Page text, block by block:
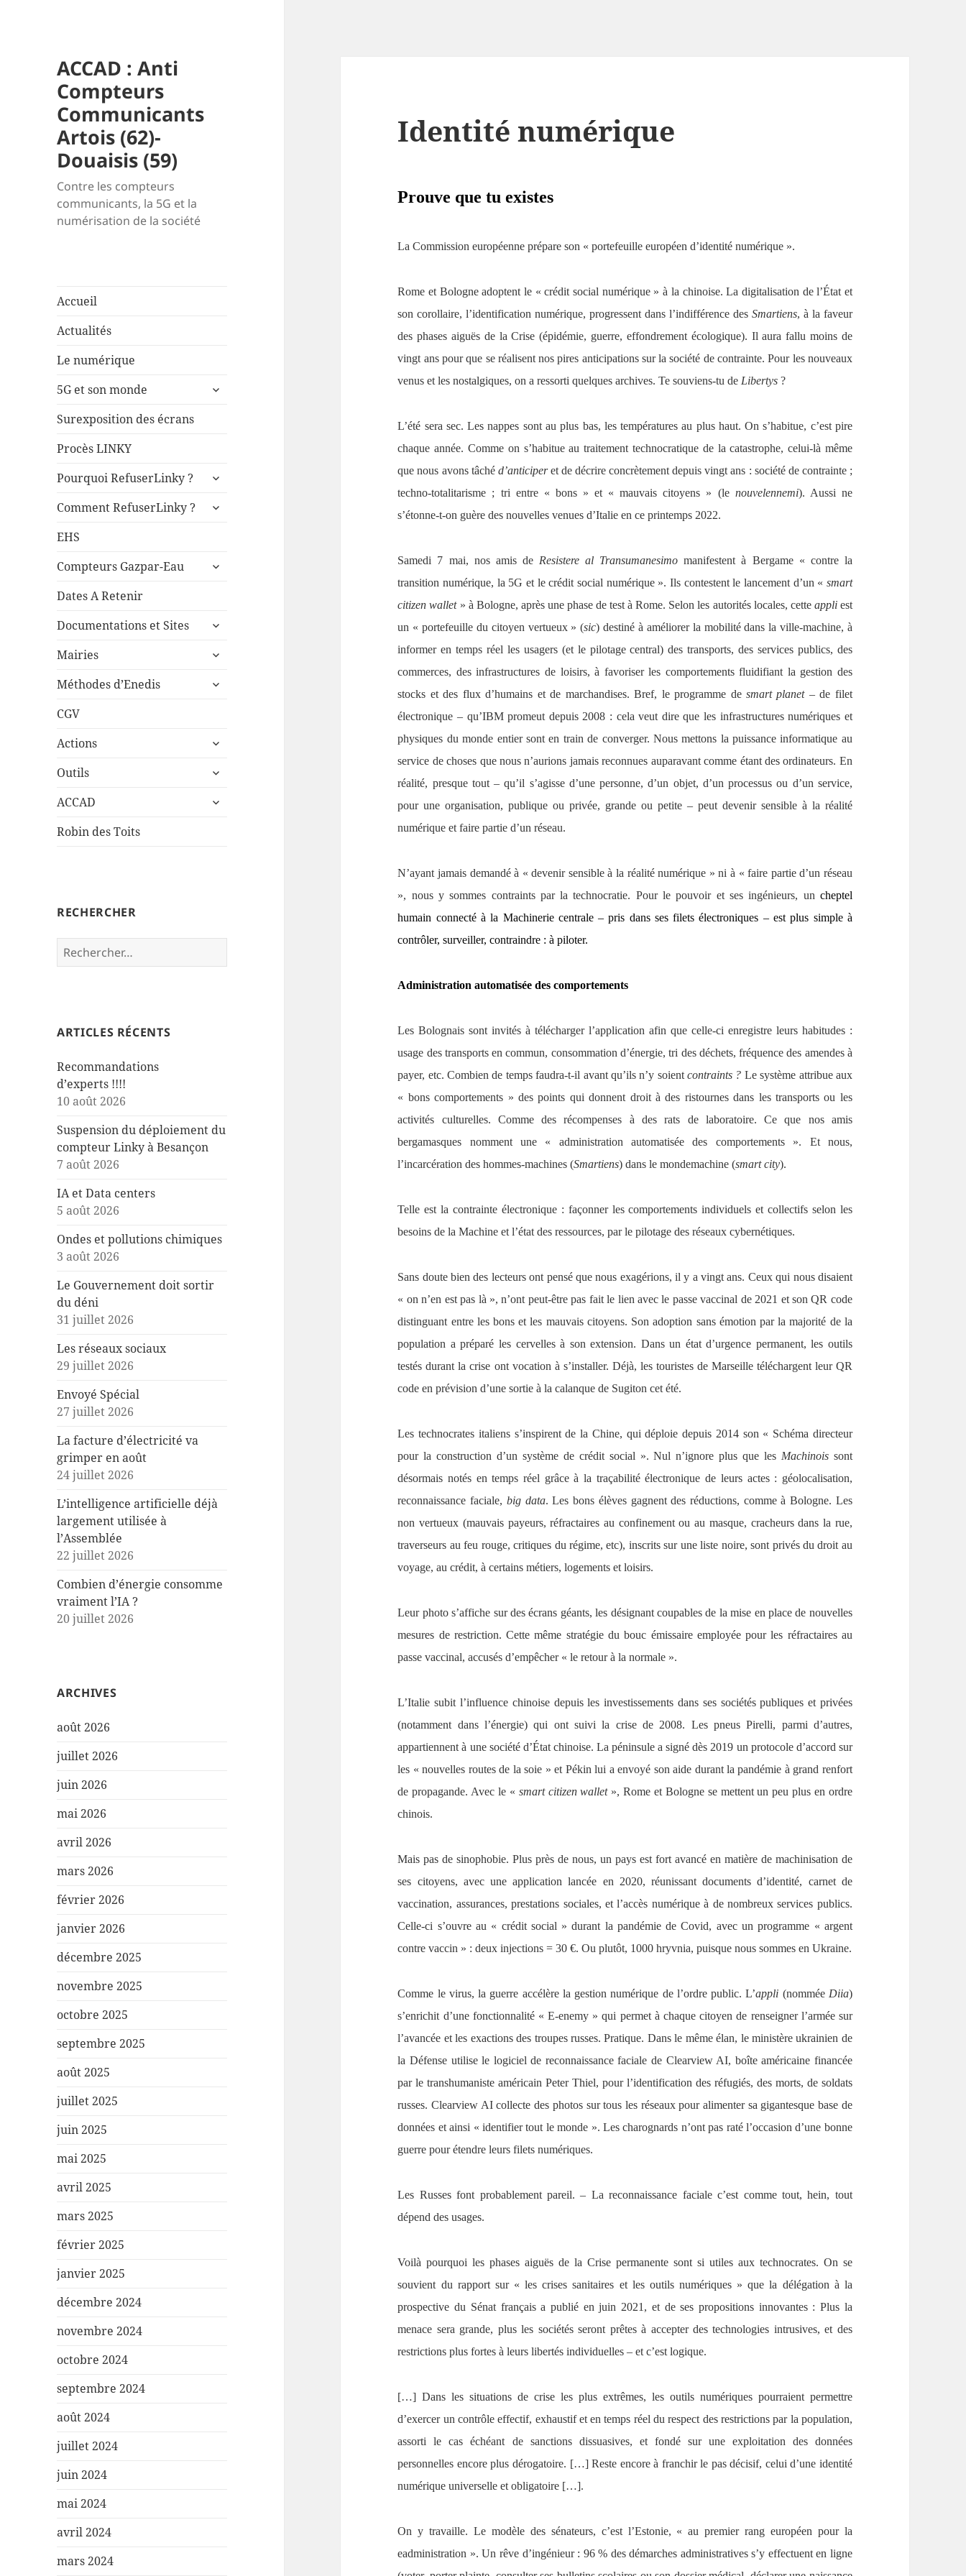
ACCAD : Anti
Compteurs
Communicants
Artois (62)-
Douaisis (59)
Contre les compteurs
communicants, la 5G et la
numérisation de la société
Accueil
Actualités
Le numérique
5G et son monde
ouvrir
Surexposition des écrans
Procès LINKY
Pourquoi RefuserLinky ?
ouvrir
sous-
Comment RefuserLinky ?
ouvrir
EHS
Compteurs Gazpar-Eau
ouvrir
Dates A Retenir
Documentations et Sites
ouvrir
sous-
Mairies
ouvrir
sous-
Méthodes d’Enedis
ouvrir
CGV
Actions
ouvrir
sous-
Outils
ouvrir
sous-
ACCAD
ouvrir
Robin des Toits
RECHERCHER
Rechercher :
ARTICLES RÉCENTS
Recommandations
d’experts !!!!
10 août 2026
Suspension du déploiement du
compteur Linky à Besançon
7 août 2026
IA et Data centers
5 août 2026
Ondes et pollutions chimiques
3 août 2026
Le Gouvernement doit sortir
du déni
31 juillet 2026
Les réseaux sociaux
29 juillet 2026
Envoyé Spécial
27 juillet 2026
La facture d’électricité va
grimper en août
24 juillet 2026
L’intelligence artificielle déjà
largement utilisée à
l’Assemblée
22 juillet 2026
Combien d’énergie consomme
vraiment l’IA ?
20 juillet 2026
ARCHIVES
août 2026
juillet 2026
juin 2026
mai 2026
avril 2026
mars 2026
février 2026
janvier 2026
décembre 2025
novembre 2025
octobre 2025
septembre 2025
août 2025
juillet 2025
juin 2025
mai 2025
avril 2025
mars 2025
février 2025
janvier 2025
décembre 2024
novembre 2024
octobre 2024
septembre 2024
août 2024
juillet 2024
juin 2024
mai 2024
avril 2024
mars 2024
Identité numérique
Prouve que tu existes
La Commission européenne prépare son « portefeuille européen d’identité numérique ».
Rome et Bologne adoptent le « crédit social numérique » à la chinoise. La digitalisation de l’État et
son corollaire, l’identification numérique, progressent dans l’indifférence desSmartiens, à la faveur
des phases aiguës de la Crise (épidémie, guerre, effondrement écologique). Il aura fallu moins de
vingt ans pour que se réalisent nos pires anticipations sur la société de contrainte. Pour les nouveaux
venus et les nostalgiques, on a ressorti quelques archives. Te souviens-tu de Libertys?
L’été sera sec. Les nappes sont au plus bas, les températures au plus haut. On s’habitue, c’est pire
chaque année. Comme on s’habitue au traitement technocratique de la catastrophe, celui-là même
que nous avons tâché d’anticiperet de décrire concrètement depuis vingt ans : société de contrainte ;
techno-totalitarisme ; tri entre « bons » et « mauvais citoyens » (le nouvelennemi). Aussi ne
s’étonne-t-on guère des nouvelles venues d’Italie en ce printemps 2022.
Samedi 7 mai, nos amis de Resistere al Transumanesimomanifestent à Bergame « contre la
transition numérique, la 5G et le crédit social numérique ». Ils contestent le lancement d’un « smart
citizen wallet » à Bologne, après une phase de test à Rome. Selon les autorités locales, cette appli est
un « portefeuille du citoyen vertueux » (sic) destiné à améliorer la mobilité dans la ville-machine, à
informer en temps réel les usagers (et le pilotage central) des transports, des services publics, des
commerces, des infrastructures de loisirs, à favoriser les comportements fluidifiant la gestion des
stocks et des flux d’humains et de marchandises. Bref, le programme desmart planet – de filet
électronique – qu’IBM promeut depuis 2008 : cela veut dire que les infrastructures numériques et
physiques du monde entier sont en train de converger. Nous mettons la puissance informatique au
service de choses que nous n’aurions jamais reconnues auparavant comme étant des ordinateurs. En
réalité, presque tout – qu’il s’agisse d’une personne, d’un objet, d’un processus ou d’un service,
pour une organisation, publique ou privée, grande ou petite – peut devenir sensible à la réalité
numérique et faire partie d’un réseau.
N’ayant jamais demandé à « devenir sensible à la réalité numérique » ni à « faire partie d’un réseau
», nous y sommes contraints par la technocratie. Pour le pouvoir et ses ingénieurs, un cheptel
humain connecté à la Machinerie centrale – pris dans ses filets électroniques – est plus simple à
contrôler, surveiller, contraindre : à piloter.
Administration automatisée des comportements
Les Bolognais sont invités à télécharger l’application afin que celle-ci enregistre leurs habitudes :
usage des transports en commun, consommation d’énergie, tri des déchets, fréquence des amendes à
payer, etc. Combien de temps faudra-t-il avant qu’ils n’y soientcontraints ? Le système attribue aux
« bons comportements » des points qui donnent droit à des ristournes dans les transports ou les
activités culturelles. Comme des récompenses à des rats de laboratoire. Ce que nos amis
bergamasques nomment une « administration automatisée des comportements ». Et nous,
l’incarcération des hommes-machines (Smartiens) dans le mondemachine (smart city).
Telle est la contrainte électronique : façonner les comportements individuels et collectifs selon les
besoins de la Machine et l’état des ressources, par le pilotage des réseaux cybernétiques.
Sans doute bien des lecteurs ont pensé que nous exagérions, il y a vingt ans. Ceux qui nous disaient
« on n’en est pas là », n’ont peut-être pas fait le lien avec le passe vaccinal de 2021 et son QR code
distinguant entre les bons et les mauvais citoyens. Son adoption sans émotion par la majorité de la
population a préparé les cervelles à son extension. Dans un état d’urgence permanent, les outils
testés durant la crise ont vocation à s’installer. Déjà, les touristes de Marseille téléchargent leur QR
code en prévision d’une sortie à la calanque de Sugiton cet été.
Les technocrates italiens s’inspirent de la Chine, qui déploie depuis 2014 son « Schéma directeur
pour la construction d’un système de crédit social ». Nul n’ignore plus que les Machinois sont
désormais notés en temps réel grâce à la traçabilité électronique de leurs actes : géolocalisation,
reconnaissance faciale, big data. Les bons élèves gagnent des réductions, comme à Bologne. Les
non vertueux (mauvais payeurs, réfractaires au confinement ou au masque, cracheurs dans la rue,
traverseurs au feu rouge, critiques du régime, etc), inscrits sur une liste noire, sont privés du droit au
voyage, au crédit, à certains métiers, logements et loisirs.
Leur photo s’affiche sur des écrans géants, les désignant coupables de la mise en place de nouvelles
mesures de restriction. Cette même stratégie du bouc émissaire employée pour les réfractaires au
passe vaccinal, accusés d’empêcher « le retour à la normale ».
L’Italie subit l’influence chinoise depuis les investissements dans ses sociétés publiques et privées
(notamment dans l’énergie) qui ont suivi la crise de 2008. Les pneus Pirelli, parmi d’autres,
appartiennent à une société d’État chinoise. La péninsule a signé dès 2019 un protocole d’accord sur
les « nouvelles routes de la soie » et Pékin lui a envoyé son aide durant la pandémie à grand renfort
de propagande. Avec le « smart citizen wallet », Rome et Bologne se mettent un peu plus en ordre
chinois.
Mais pas de sinophobie. Plus près de nous, un pays est fort avancé en matière de machinisation de
ses citoyens, avec une application lancée en 2020, réunissant documents d’identité, carnet de
vaccination, assurances, prestations sociales, et l’accès numérique à de nombreux services publics.
Celle-ci s’ouvre au « crédit social » durant la pandémie de Covid, avec un programme « argent
contre vaccin » : deux injections = 30 €. Ou plutôt, 1000 hryvnia, puisque nous sommes en Ukraine.
Comme le virus, la guerre accélère la gestion numérique de l’ordre public. L’appli (nommée Diia)
s’enrichit d’une fonctionnalité « E-enemy » qui permet à chaque citoyen de renseigner l’armée sur
l’avancée et les exactions des troupes russes. Pratique. Dans le même élan, le ministère ukrainien de
la Défense utilise le logiciel de reconnaissance faciale de Clearview AI, boîte américaine financée
par le transhumaniste américain Peter Thiel, pour l’identification des réfugiés, des morts, de soldats
russes. Clearview AI collecte des photos sur tous les réseaux pour alimenter sa gigantesque base de
données et ainsi « identifier tout le monde ». Les charognards n’ont pas raté l’occasion d’une bonne
guerre pour étendre leurs filets numériques.
Les Russes font probablement pareil. – La reconnaissance faciale c’est comme tout, hein, tout
dépend des usages.
Voilà pourquoi les phases aiguës de la Crise permanente sont si utiles aux technocrates. On se
souvient du rapport sur « les crises sanitaires et les outils numériques » que la délégation à la
prospective du Sénat français a publié en juin 2021, et de ses propositions innovantes : Plus la
menace sera grande, plus les sociétés seront prêtes à accepter des technologies intrusives, et des
restrictions plus fortes à leurs libertés individuelles – et c’est logique.
[…] Dans les situations de crise les plus extrêmes, les outils numériques pourraient permettre
d’exercer un contrôle effectif, exhaustif et en temps réel du respect des restrictions par la population,
assorti le cas échéant de sanctions dissuasives, et fondé sur une exploitation des données
personnelles encore plus dérogatoire. […] Reste encore à franchir le pas décisif, celui d’une identité
numérique universelle et obligatoire […].
On y travaille. Le modèle des sénateurs, c’est l’Estonie, « au premier rang européen pour la
eadministration ». Un rêve d’ingénieur : 96 % des démarches administratives s’y effectuent en ligne